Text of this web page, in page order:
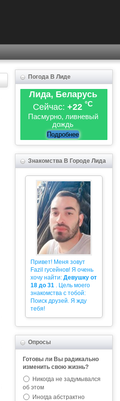
Погода В Лиде
Лида, Беларусь
Сейчас: +22 °C
Пасмурно, ливневый
дождь
Подробнее
Знакомства В Городе Лида
Привет! Меня зовут
Fazil гусейнов! Я очень
хочу найти: Девушку от
18 до 31 . Цель моего
знакомства с тобой:
Поиск друзей. Я жду
тебя!
Опросы
Готовы ли Вы радикально
изменить свою жизнь?
Никогда не задумывался
об этом
Иногда абстрактно